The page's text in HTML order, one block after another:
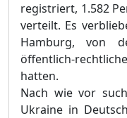
registriert, 1.582
verteilt. Es
Hamburg, von
öffentlich-
hatten.
Nach wie vor
Ukraine in